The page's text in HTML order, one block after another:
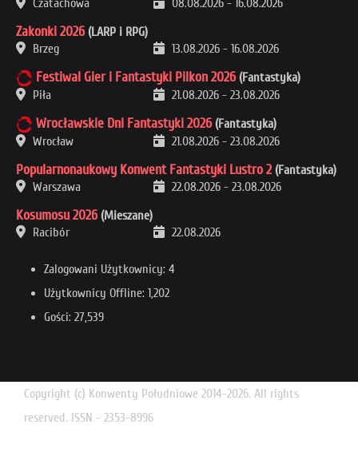
Czatachowa
08.08.2026 - 16.08.2026
Zakonki 2026 (LARP i RPG)
Brzeg
13.08.2026 - 16.08.2026
Festiwal Gier i Fantastyki Pilkon 2026 (Fantastyka)
Piła
21.08.2026 - 23.08.2026
Wrocławskie Dni Fantastyki 2026 (Fantastyka)
Wrocław
21.08.2026 - 23.08.2026
Popularnonaukowy Konwent Fantastyki Lustro 2 (Fantastyka)
Warszawa
22.08.2026 - 23.08.2026
Kosumosu 2026 (Mieszane)
Racibór
22.08.2026
Zalogowani Użytkownicy: 4
Użytkownicy Offline: 1,202
Gości: 27,539
Copyright (c) Konwenty Południowe 2014-2026. All rights
reserved. ISSN - 2353-8996